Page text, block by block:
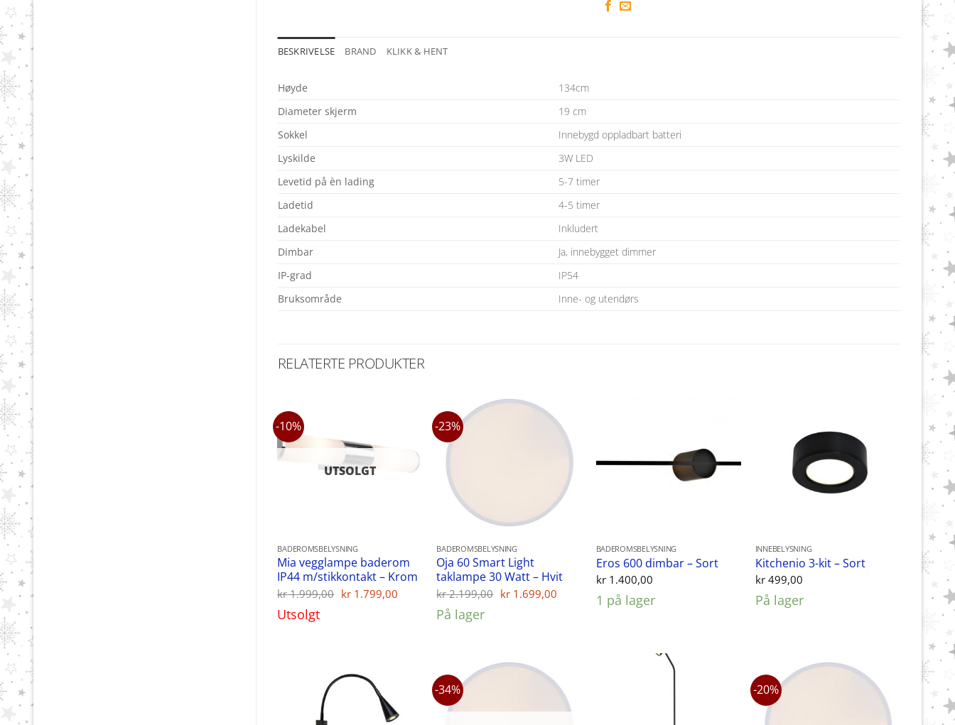
BESKRIVELSE BRAND KLIKK & HENT
Høyde
134cm
Diameter skjerm
19 cm
Sokkel
Innebygd oppladbart batteri
Lyskilde
3W LED
Levetid på èn lading
5-7 timer
Ladetid
4-5 timer
Ladekabel
Inkludert
Dimbar
Ja, innebygget dimmer
IP-grad
IP54
Bruksområde
Inne- og utendørs
RELATERTE PRODUKTER
-10%
UTSOLGT
BADEROMSBELYSNING
Mia vegglampe baderom
IP44 m/stikkontakt – Krom
kr1.999,00 Opprinnelig
kr1.799,00Nåværende
Utsolgt
-23%
BADEROMSBELYSNING
Oja 60 Smart Light
taklampe 30 Watt – Hvit
kr2.199,00 Opprinnelig
kr1.699,00Nåværende
På lager
BADEROMSBELYSNING
Eros 600 dimbar – Sort
kr1.400,00
1 på lager
INNEBELYSNING
Kitchenio 3-kit – Sort
kr499,00
På lager
-34% -20%